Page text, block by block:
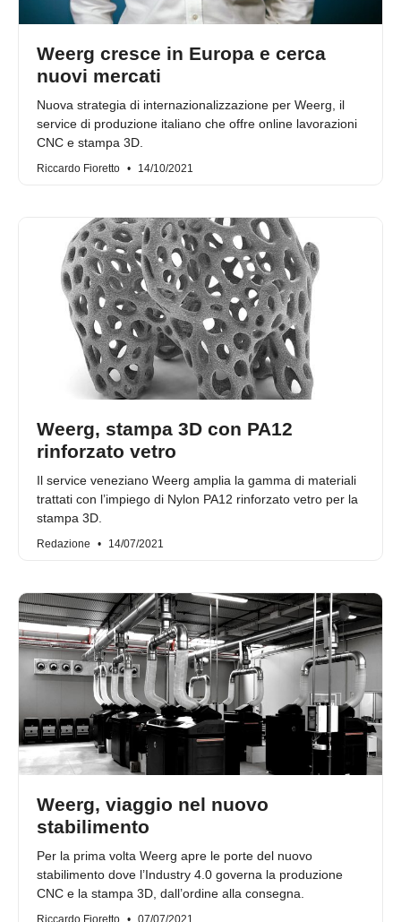
Weerg cresce in Europa e cerca
nuovi mercati
Nuova strategia di internazionalizzazione per Weerg, il
service di produzione italiano che offre online lavorazioni
CNC e stampa 3D.
Riccardo Fioretto 14/10/2021
Weerg, stampa 3D con PA12
rinforzato vetro
Il service veneziano Weerg amplia la gamma di materiali
trattati con l’impiego di Nylon PA12 rinforzato vetro per la
stampa 3D.
Redazione 14/07/2021
Weerg, viaggio nel nuovo
stabilimento
Per la prima volta Weerg apre le porte del nuovo
stabilimento dove l’Industry 4.0 governa la produzione
CNC e la stampa 3D, dall’ordine alla consegna.
Riccardo Fioretto 07/07/2021